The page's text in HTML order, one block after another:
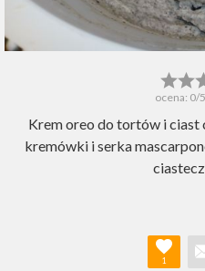
ocena: 0/
Krem oreo do tortów i ciast
kremówki i serka
1